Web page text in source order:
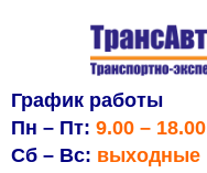
График работы
Пн – Пт: 9.00 – 18.00
Сб – Вс: выходные